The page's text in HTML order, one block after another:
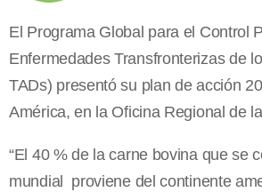
El Programa Global para el Control
Enfermedades Transfronterizas de
TADs) presentó su plan de acción
América, en la Oficina Regional de
“El 40 % de la carne bovina que se
mundial proviene del continente